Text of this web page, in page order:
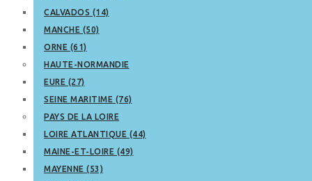
CALVADOS (14)
MANCHE (50)
ORNE (61)
HAUTE-NORMANDIE
EURE (27)
SEINE MARITIME (76)
PAYS DE LA LOIRE
LOIRE ATLANTIQUE (44)
MAINE-ET-LOIRE (49)
MAYENNE (53)